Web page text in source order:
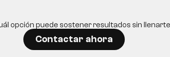
opción puede sostener resultados sin
Contactar ahora